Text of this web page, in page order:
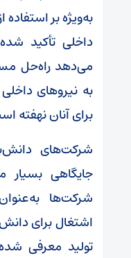
به‌ویژه بر
داخلی تأکید
می‌دهد راه‌حل
به نیروهای
برای آنان نهفته
شرکت‌های
جایگاهی بسیار
شرکت‌ها
اشتغال برای
تولید معرفی